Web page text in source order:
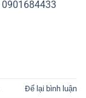
Để lại bình luận